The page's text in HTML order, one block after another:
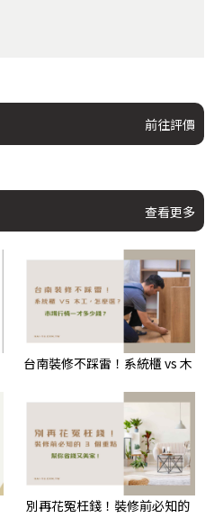
前往評價
查看更多
台南裝修不踩雷！系統櫃 vs 木
少錢？
別再花冤枉錢！裝修前必知的